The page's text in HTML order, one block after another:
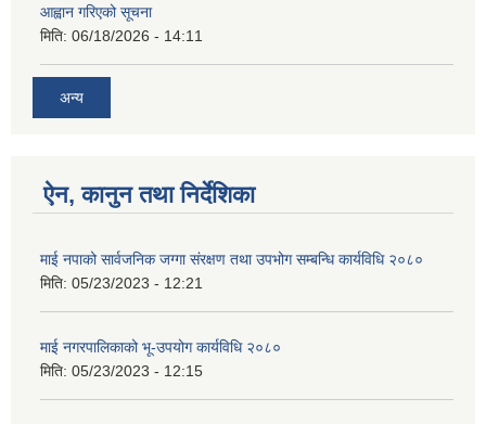
आह्वान गरिएको सूचना
मिति: 06/18/2026 - 14:11
अन्य
ऐन, कानुन तथा निर्देशिका
माई नपाको सार्वजनिक जग्गा संरक्षण तथा उपभोग सम्बन्धि कार्यविधि २०८०
मिति: 05/23/2023 - 12:21
माई नगरपालिकाको भू-उपयोग कार्यविधि २०८०
मिति: 05/23/2023 - 12:15